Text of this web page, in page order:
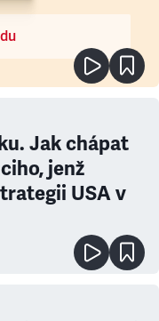
Jak chápat
jenž
USA v